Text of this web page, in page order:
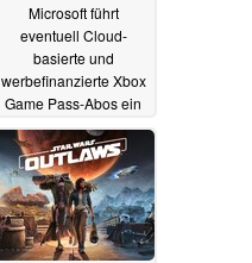
Microsoft führt
eventuell Cloud-
basierte und
werbefinanzierte Xbox
Game Pass-Abos ein
23.07.2024